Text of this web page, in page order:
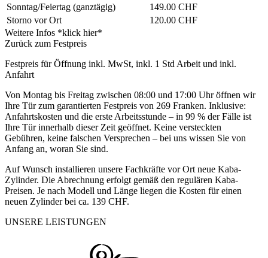
Sonntag/Feiertag (ganztägig)
149.00 CHF
Storno vor Ort
120.00 CHF
Weitere Infos *klick hier*
Zurück zum Festpreis
Festpreis für Öffnung inkl. MwSt, inkl. 1 Std Arbeit und inkl.
Anfahrt
Von Montag bis Freitag zwischen 08:00 und 17:00 Uhr öffnen wir
Ihre Tür zum garantierten Festpreis von 269 Franken. Inklusive:
Anfahrtskosten und die erste Arbeitsstunde – in 99 % der Fälle ist
Ihre Tür innerhalb dieser Zeit geöffnet. Keine versteckten
Gebühren, keine falschen Versprechen – bei uns wissen Sie von
Anfang an, woran Sie sind.
Auf Wunsch installieren unsere Fachkräfte vor Ort neue Kaba-
Zylinder. Die Abrechnung erfolgt gemäß den regulären Kaba-
Preisen. Je nach Modell und Länge liegen die Kosten für einen
neuen Zylinder bei ca. 139 CHF.
UNSERE LEISTUNGEN